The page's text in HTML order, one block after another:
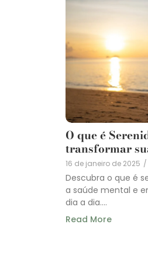
O que é
transformar
16 de janeiro de 2025 /
Descubra o que é
a saúde mental e
dia a dia....
Read More